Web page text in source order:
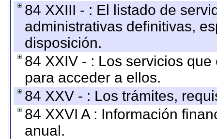
84 XXIII - : El listado de
administrativas definitivas,
disposición.
84 XXIV - : Los servicios
para acceder a ellos.
84 XXV - : Los trámites,
84 XXVI A : Información
anual.